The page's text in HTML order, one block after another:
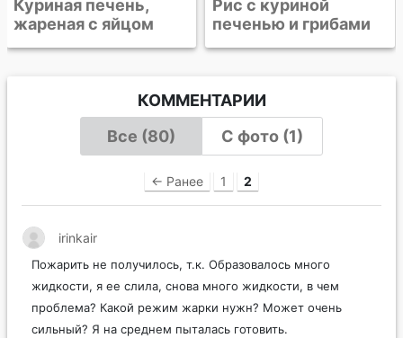
Рис с куриной
печенью и грибами
КОММЕНТАРИИ
Все (80)
С фото (1)
← Ранее 1 2
irinkair
Пожарить не получилось, т.к. Образовалось много
жидкости, я ее слила, снова много жидкости, в чем
проблема? Какой режим жарки нужн? Может очень
сильный? Я на среднем пыталась готовить.